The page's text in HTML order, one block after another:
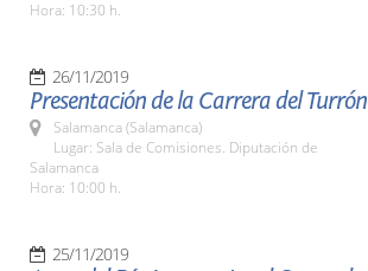
Hora: 10:30 h.
26/11/2019
Presentación de la Carrera del Turrón
Salamanca (Salamanca)
Lugar: Sala de Comisiones. Diputación de
Salamanca
Hora: 10:00 h.
25/11/2019